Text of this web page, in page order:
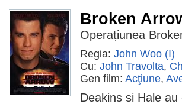
Broken
Operațiunea
Regia: John Woo (I)
Cu: John Travolta,
Gen film: Acţiune,
Deakins si Hale